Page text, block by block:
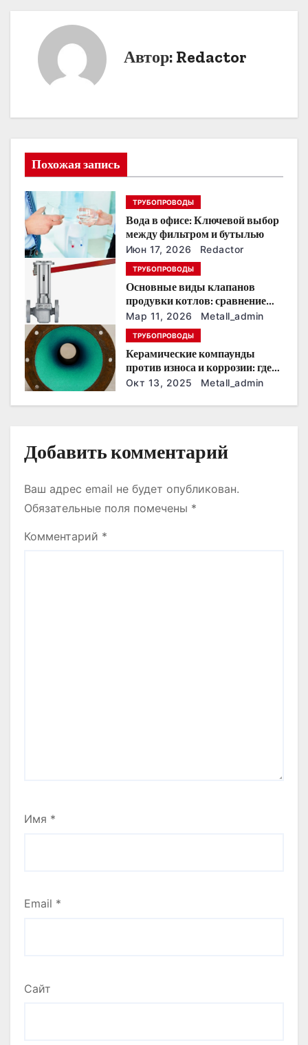
ц
я
п
о
з
п
и
с
я
Автор: Redactor
Похожая запись
ТРУБОПРОВОДЫ
Вода в офисе: Ключевой выбор
между фильтром и бутылью
Июн 17, 2026 Redactor
ТРУБОПРОВОДЫ
Основные виды клапанов
продувки котлов: сравнение
устройств и характеристик
Мар 11, 2026 Metall_admin
ТРУБОПРОВОДЫ
Керамические компаунды
против износа и коррозии: где
они работают эффективнее
Окт 13, 2025 Metall_admin
Добавить комментарий
Ваш адрес email не будет опубликован.
Обязательные поля помечены *
Комментарий *
Имя *
Email *
Сайт